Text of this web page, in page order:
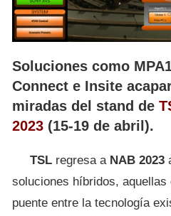
Soluciones como
Connect e Insite
miradas del stand de
2023 (15-19 de abril).
TSL regresa a NAB 2023
soluciones híbridos, aquellas
puente entre la tecnología